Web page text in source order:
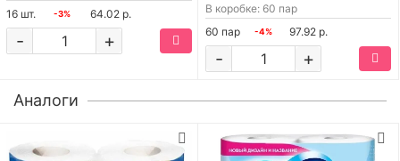
16 шт.
-3% 64.02 р.
+
-
В коробке: 60 пар
60 пар
-4% 97.92 р.
+
-
Аналоги